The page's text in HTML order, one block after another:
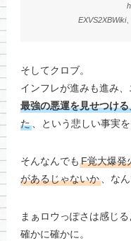
EXVS2XBWiki
そしてクロブ。
インフレが進みも進み
最強の悪運を見せつける
た、という悲しい事実
そんなんでも F覚大爆発
があるじゃないか、な
まぁロウっぽさは感じる
確かに確かに。